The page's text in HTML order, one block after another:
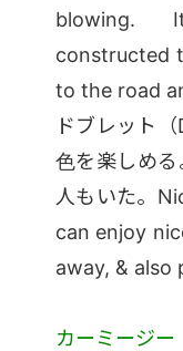
blowing.
constructed
to the road
ドブレット
色を楽しめる
人もいた。
can enjoy
away, & also
カーミージー